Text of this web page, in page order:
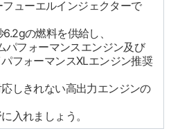
ューエルインジェクターで
の燃料を供給し、
パフォーマンスエンジン及び
フォーマンスXLエンジン推奨
しきれない高出力エンジンの
入れましょう。